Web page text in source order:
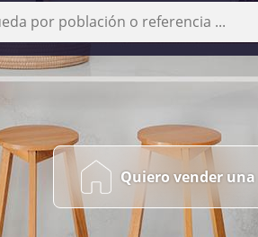
Quiero vender